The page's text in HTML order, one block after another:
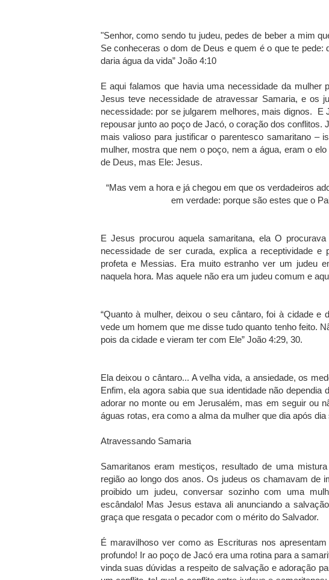
"Senhor, como sendo tu judeu, pedes de beber a mim
Se conheceras o dom de Deus e quem é o que te pede:
daria água da vida” João 4:10
E aqui falamos que havia uma necessidade da
Jesus teve necessidade de atravessar Samaria, e os
necessidade: por se julgarem melhores, mais dignos.
E
repousar junto ao poço de Jacó, o coração dos conflitos.
mais valioso para justificar o parentesco samaritano –
mulher, mostra que nem o poço, nem a água, eram o
de Deus, mas Ele: Jesus.
“Mas vem a hora e já chegou em que os verdadeiros
em verdade: porque são estes que o
E Jesus procurou aquela samaritana, ela O
necessidade de ser curada, explica a receptividade e
profeta e Messias. Era muito estranho ver um judeu
naquela hora. Mas aquele não era um judeu comum e
“Quanto à mulher, deixou o seu cântaro, foi à cidade e
vede um homem que me disse tudo quanto tenho feito.
pois da cidade e vieram ter com Ele” João 4:29, 30.
Ela deixou o cântaro... A velha vida, a ansiedade, os
Enfim, ela agora sabia que sua identidade não
adorar no monte ou em Jerusalém, mas em seguir ou
águas rotas, era como a alma da mulher que dia após dia
Atravessando Samaria
Samaritanos eram mestiços, resultado de uma
região ao longo dos anos. Os judeus os chamavam de
proibido um judeu, conversar sozinho com uma
escândalo! Mas Jesus estava ali anunciando a
graça que resgata o pecador com o mérito do Salvador.
É maravilhoso ver como as Escrituras nos
profundo! Ir ao poço de Jacó era uma rotina para a
vinda suas dúvidas a respeito de salvação e adoração